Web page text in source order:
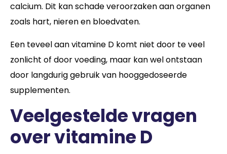
calcium. Dit kan schade veroorzaken aan organen
zoals hart, nieren en bloedvaten.
Een teveel aan vitamine D komt niet door te veel
zonlicht of door voeding, maar kan wel ontstaan
door langdurig gebruik van hooggedoseerde
supplementen.
Veelgestelde vragen
over vitamine D